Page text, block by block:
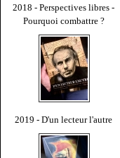
2018 - Perspectives libres -
Pourquoi combattre ?
2019 - D'un lecteur l'autre